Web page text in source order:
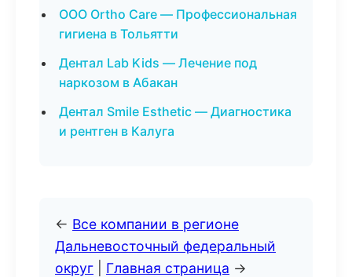
ООО Ortho Care — Профессиональная
гигиена в Тольятти
Дентал Lab Kids — Лечение под
наркозом в Абакан
Дентал Smile Esthetic — Диагностика
и рентген в Калуга
← Все компании в регионе
Дальневосточный федеральный
округ
Главная страница →